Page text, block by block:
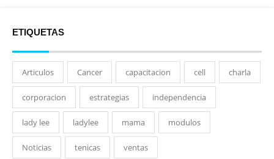
ETIQUETAS
Articulos Cancer capacitacion cell charla
corporacion estrategias independencia
lady lee ladylee mama modulos
Noticias tenicas ventas